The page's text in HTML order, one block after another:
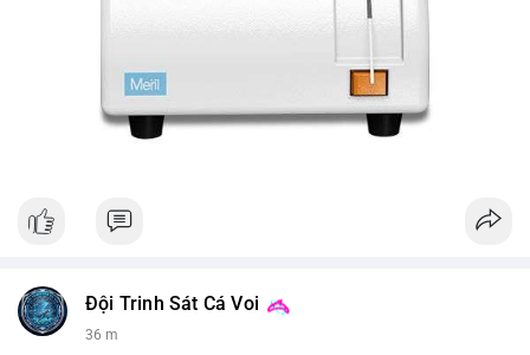
Đội Trinh Sát Cá Voi
36 m